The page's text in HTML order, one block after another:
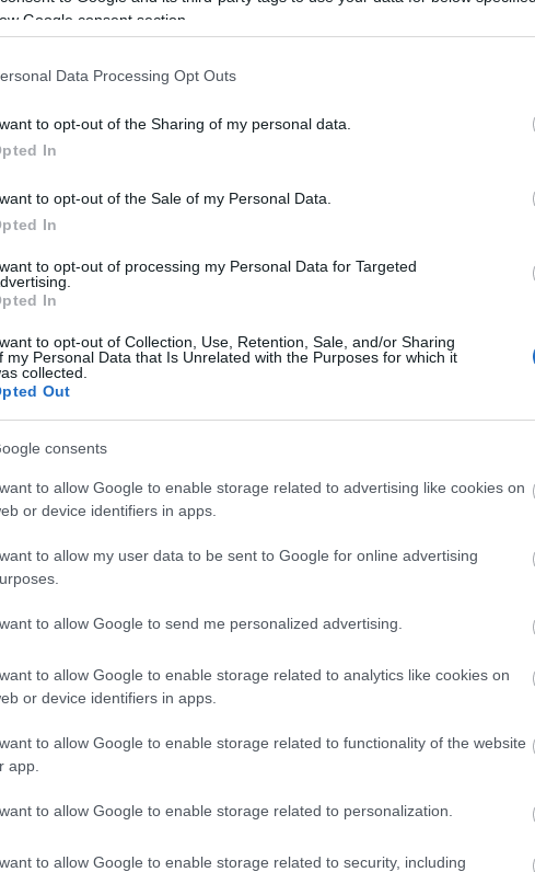
Google consent section.
Data Processing Opt Outs
to opt-out of the Sharing of my personal data.
In
to opt-out of the Sale of my Personal Data.
In
to opt-out of processing my Personal Data for Targeted
In
to opt-out of Collection, Use, Retention, Sale, and/or Sharing
my Personal Data that Is Unrelated with the Purposes for which it
collected.
Out
consents
to allow Google to enable storage related to advertising like cookies on
or device identifiers in apps.
to allow my user data to be sent to Google for online advertising
to allow Google to send me personalized advertising.
to allow Google to enable storage related to analytics like cookies on
or device identifiers in apps.
to allow Google to enable storage related to functionality of the website
app.
to allow Google to enable storage related to personalization.
to allow Google to enable storage related to security, including
vidéki
szállodai élményekről beszéltem. Iglu hotel
Svájcban Gondolázás Las Vegasban a Velence